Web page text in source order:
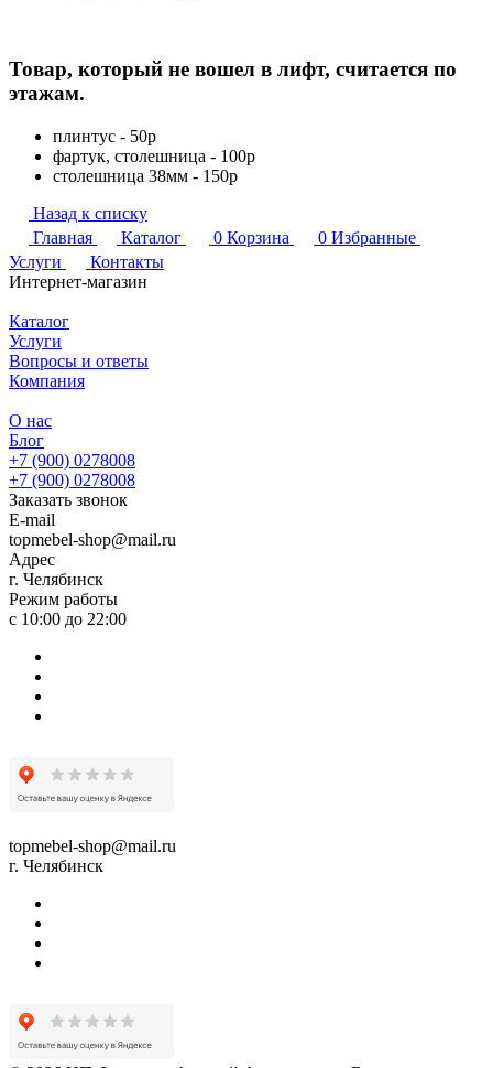
Товар, который не вошел в лифт, считается по
этажам.
плинтус - 50р
фартук, столешница - 100р
столешница 38мм - 150р
Назад к списку
Главная
Каталог 0 Корзина 0 Избранные
Услуги
Контакты
Интернет-магазин
Каталог
Услуги
Вопросы и ответы
Компания
О нас
Блог
+7 (900) 0278008
+7 (900) 0278008
Заказать звонок
E-mail
topmebel-shop@mail.ru
Адрес
г. Челябинск
Режим работы
с 10:00 до 22:00
topmebel-shop@mail.ru
г. Челябинск